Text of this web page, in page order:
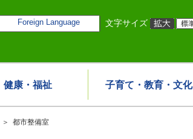
Foreign Language 文字サイズ
健康・福祉 子育て・教育・文化
＞ 都市整備室